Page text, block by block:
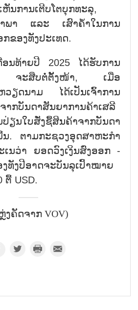
ນການເຕີບໂຕບຸກທະລຸ,
ຳພາ ແລະ ເສົາຄ້ຳໃນການ
ຂອງທັງປະເທດ.
ອນທ້າຍປີ 2025 ໄດ້ຮັບການ
ຈະສືບຕໍ່ຕັ້ງໜ້າ, ເມື່ອ
ຽດນາມ ໄດ້ເປັນເຈົ້າການ
າກບັນດາສັນຍາການຄ້າເສລີ
ນໃບສັ່ງຊື້ສິນຄ້າຈາກບັນດາ
ນ. ຕາມກະຊວງອຸດສາຫະກຳ
ນວ່າ ຍອດວົງເງິນສົ່ງອອກ -
ງທັງປີອາດຈະບັນລຸເປົ້າໝາຍ
USD.
ງຄັດຈາກ VOV)